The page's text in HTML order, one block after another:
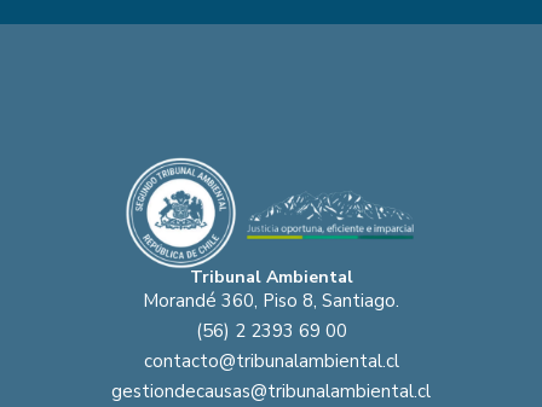
Tribunal Ambiental
Morandé 360, Piso 8, Santiago.
(56) 2 2393 69 00
contacto@tribunalambiental.cl
gestiondecausas@tribunalambiental.cl